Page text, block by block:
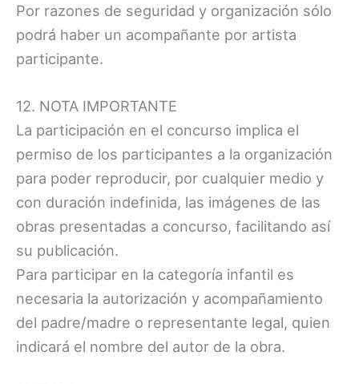
Por razones de seguridad y organización sólo
podrá haber un acompañante por artista
participante.
12. NOTA IMPORTANTE
La participación en el concurso implica el
permiso de los participantes a la organización
para poder reproducir, por cualquier medio y
con duración indefinida, las imágenes de las
obras presentadas a concurso, facilitando así
su publicación.
Para participar en la categoría infantil es
necesaria la autorización y acompañamiento
del padre/madre o representante legal, quien
indicará el nombre del autor de la obra.